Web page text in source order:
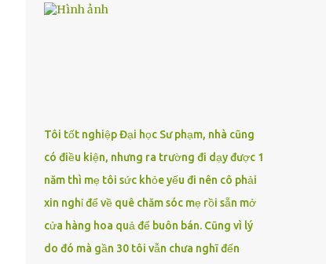
Tôi tốt nghiệp Đại học Sư phạm, nhà cũng
có điều kiện, nhưng ra trường đi dạy được 1
năm thì mẹ tôi sức khỏe yếu đi nên cô phải
xin nghỉ để về quê chăm sóc mẹ rồi sẵn mở
cửa hàng hoa quả để buôn bán. Cũng vì lý
do đó mà gần 30 tôi vẫn chưa nghĩ đến